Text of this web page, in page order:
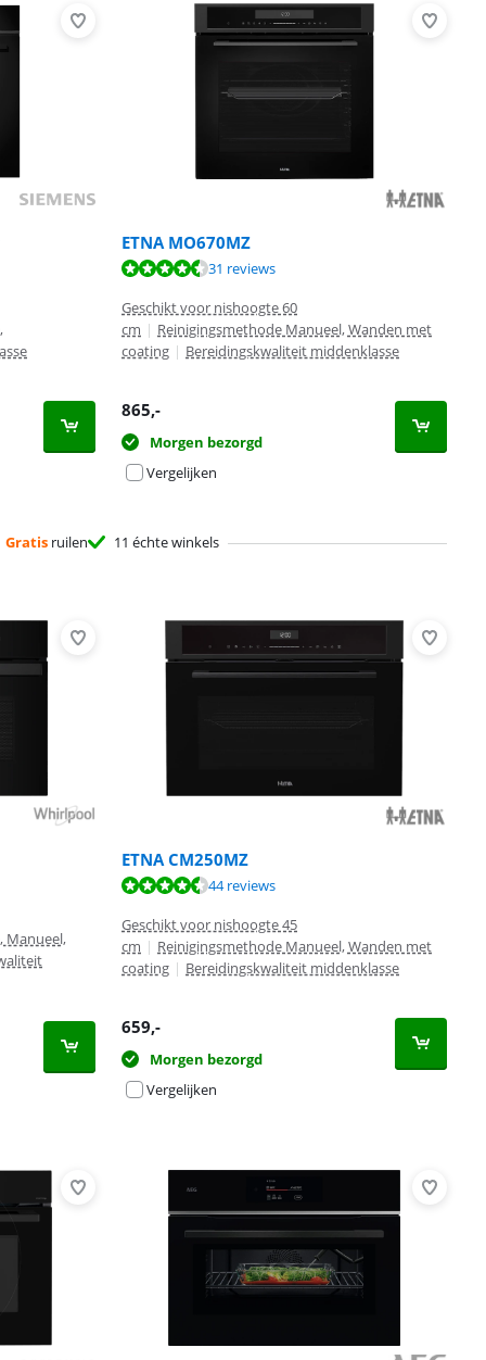
ETNA MO670MZ
31 reviews
Geschikt voor nishoogte 60
cm | Reinigingsmethode Manueel, Wanden met
coating | Bereidingskwaliteit middenklasse
865,-
Morgen bezorgd
Vergelijken
Gratis ruilen 11 échte winkels
Manueel,
ETNA CM250MZ
44 reviews
Geschikt voor nishoogte 45
cm | Reinigingsmethode Manueel, Wanden met
coating | Bereidingskwaliteit middenklasse
659,-
Morgen bezorgd
Vergelijken